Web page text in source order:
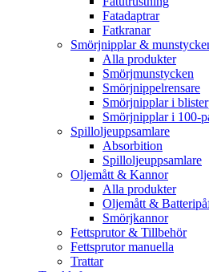
Fatadaptrar
Fatkranar
Smörjnipplar &
Alla produkter
Smörjmunstycken
Smörjnippelrensare
Smörjnipplar i
Smörjnipplar i 100-
Spilloljeuppsamlare
Absorbition
Spilloljeuppsamlare
Oljemått & Kannor
Alla produkter
Oljemått &
Smörjkannor
Fettsprutor & Tillbehör
Fettsprutor manuella
Trattar